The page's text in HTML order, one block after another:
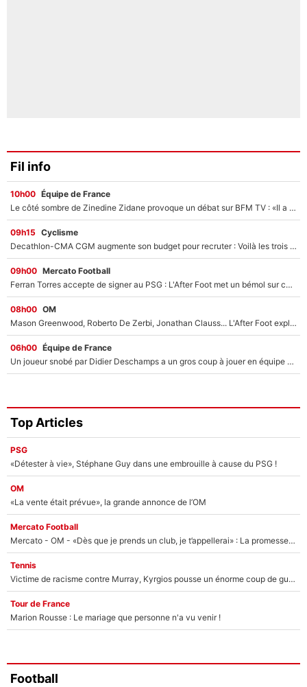
Fil info
10h00 Équipe de France
Le côté sombre de Zinedine Zidane provoque un débat sur BFM TV : «Il a pris 14 cartons rouges»
09h15 Cyclisme
Decathlon-CMA CGM augmente son budget pour recruter : Voilà les trois premiers coureurs qui font rejoindre Paul Seixas en 2027 !
09h00 Mercato Football
Ferran Torres accepte de signer au PSG : L'After Foot met un bémol sur ce transfert, le champion du monde va couter trop cher ?
08h00 OM
Mason Greenwood, Roberto De Zerbi, Jonathan Clauss... L'After Foot explique pourquoi Medhi Benatia a craqué à l'OM !
06h00 Équipe de France
Un joueur snobé par Didier Deschamps a un gros coup à jouer en équipe de France : Zinedine Zidane a trouvé son numéro 9 ?
Top Articles
PSG
«Détester à vie», Stéphane Guy dans une embrouille à cause du PSG !
OM
«La vente était prévue», la grande annonce de l’OM
Mercato Football
Mercato - OM - «Dès que je prends un club, je t’appellerai» : La promesse de Marcelino au moment de claquer la porte
Tennis
Victime de racisme contre Murray, Kyrgios pousse un énorme coup de gueule !
Tour de France
Marion Rousse : Le mariage que personne n'a vu venir !
Football